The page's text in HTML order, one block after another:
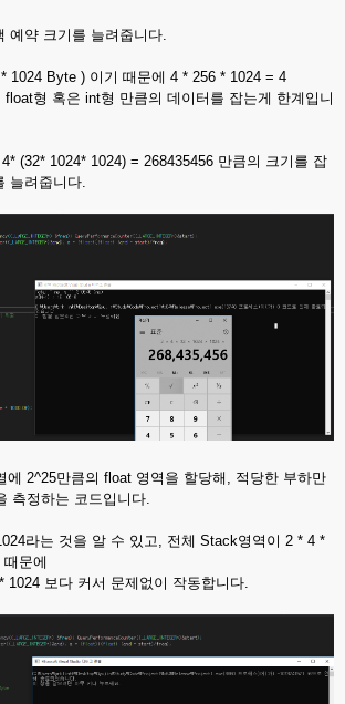
예약 크기를 늘려줍니다.
1024 Byte ) 이기 때문에 4 * 256 * 1024 = 4
float형 혹은 int형 만큼의 데이터를 잡는게 한계입니
(32* 1024* 1024) = 268435456 만큼의 크기를 잡
늘려줍니다.
에 2^25만큼의 float 영역을 할당해, 적당한 부하만
측정하는 코드입니다.
라는 것을 알 수 있고, 전체 Stack영역이 2 * 4 *
문에
1024 보다 커서 문제없이 작동합니다.